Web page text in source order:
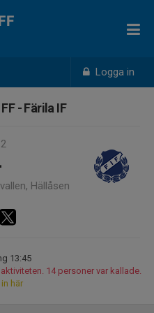
Logga in
- Färila IF
Hällåsen
13:45
14 personer var kallade.
här